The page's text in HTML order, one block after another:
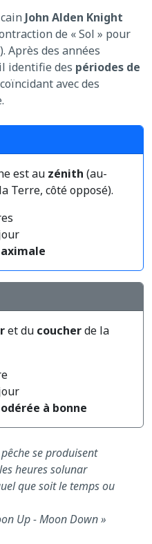
John Alden Knight
de « Sol » pour
Après des années
identifie des périodes de
avec des
est au zénith (au-
Terre, côté opposé).
et du coucherde la
à bonne
se produisent
heures solunar
que soit le temps ou
Up - Moon Down »